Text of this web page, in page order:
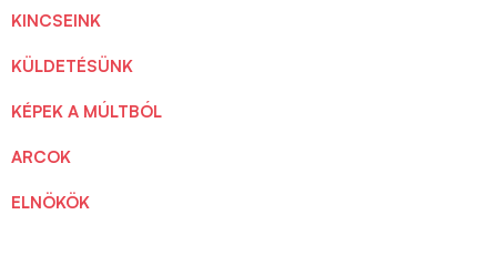
KINCSEINK
KÜLDETÉSÜNK
KÉPEK A MÚLTBÓL
ARCOK
ELNÖKÖK